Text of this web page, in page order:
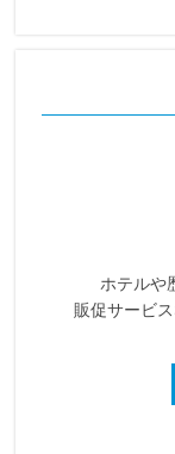
ホテルや
販促サービ